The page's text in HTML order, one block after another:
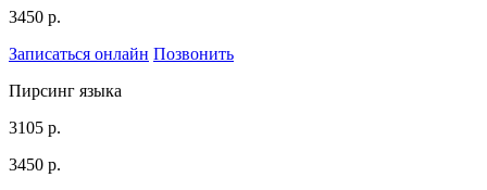
3450 р.
Записаться онлайн Позвонить
Пирсинг языка
3105 р.
3450 р.